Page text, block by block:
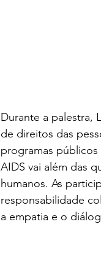
Durante a palestra,
de direitos das
programas
AIDS vai além das
humanos. As
responsabilidade
a empatia e o